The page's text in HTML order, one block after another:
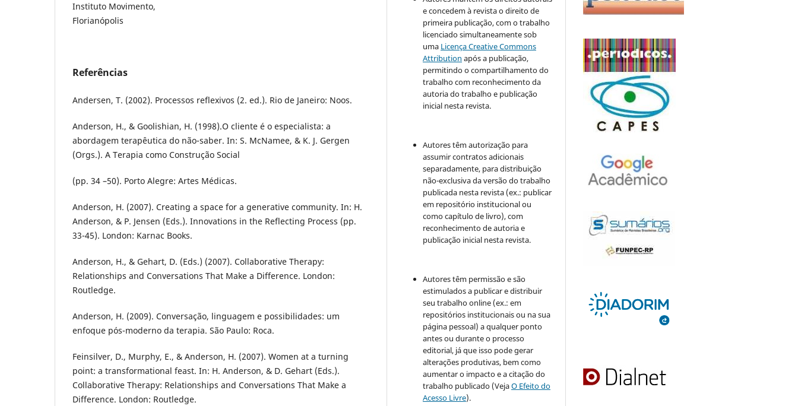
Instituto Movimento,
Florianópolis
Referências
Andersen, T. (2002). Processos reflexivos (2. ed.). Rio de Janeiro: Noos.
Anderson, H., & Goolishian, H. (1998).O cliente é o especialista: a
abordagem terapêutica do não-saber. In: S. McNamee, & K. J. Gergen
(Orgs.). A Terapia como Construção Social
(pp. 34 –50). Porto Alegre: Artes Médicas.
Anderson, H. (2007). Creating a space for a generative community. In: H.
Anderson, & P. Jensen (Eds.). Innovations in the Reflecting Process (pp.
33-45). London: Karnac Books.
Anderson, H., & Gehart, D. (Eds.) (2007). Collaborative Therapy:
Relationships and Conversations That Make a Difference. London:
Routledge.
Anderson, H. (2009). Conversação, linguagem e possibilidades: um
enfoque pós-moderno da terapia. São Paulo: Roca.
Feinsilver, D., Murphy, E., & Anderson, H. (2007). Women at a turning
point: a transformational feast. In: H. Anderson, & D. Gehart (Eds.).
Collaborative Therapy: Relationships and Conversations That Make a
Difference. London: Routledge.
e concedem à revista o direito de
primeira publicação, com o trabalho
licenciado simultaneamente sob
uma Licença Creative Commons
Attribution após a publicação,
permitindo o compartilhamento do
trabalho com reconhecimento da
autoria do trabalho e publicação
inicial nesta revista.
Autores têm autorização para
assumir contratos adicionais
separadamente, para distribuição
não-exclusiva da versão do trabalho
publicada nesta revista (ex.: publicar
em repositório institucional ou
como capítulo de livro), com
reconhecimento de autoria e
publicação inicial nesta revista.
Autores têm permissão e são
estimulados a publicar e distribuir
seu trabalho online (ex.: em
repositórios institucionais ou na sua
página pessoal) a qualquer ponto
antes ou durante o processo
editorial, já que isso pode gerar
alterações produtivas, bem como
aumentar o impacto e a citação do
trabalho publicado (VejaO Efeito do
Acesso Livre).